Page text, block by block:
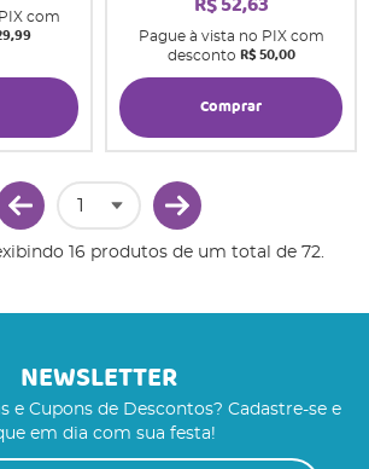
com
Pague à vista no PIX com
desconto R$ 50,00
Comprar
16 produtos de um total de 72.
NEWSLETTER
e Cupons de Descontos? Cadastre-se e
em dia com sua festa!